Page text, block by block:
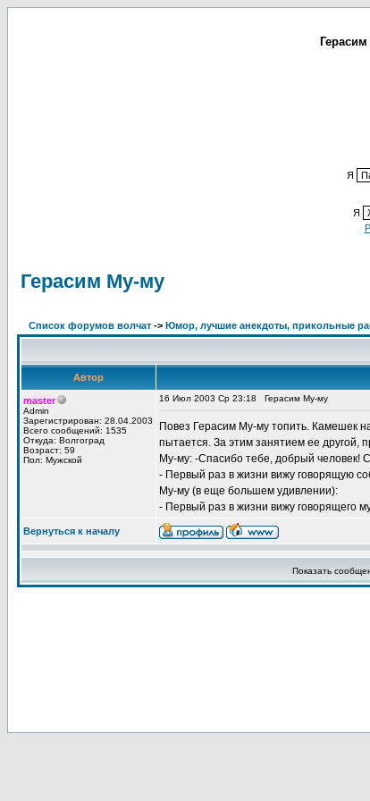
Я
Я
Герасим Му-му
Список форумов волчат -> Юмор, лучшие анекдоты, прикольные
Автор
master
Admin
Зарегистрирован: 28.04.2003
Всего сообщений: 1535
Откуда: Волгоград
Возраст: 59
Пол: Мужской
16 Июл 2003 Ср 23:18 Герасим Му-му
Повез Герасим Му-му топить. Камешек
пытается. За этим занятием ее другой,
Му-му: -Спасибо тебе, добрый человек!
- Первый раз в жизни вижу говорящую
Му-му (в еще большем удивлении):
- Первый раз в жизни вижу говорящего
Вернуться к началу
Показать